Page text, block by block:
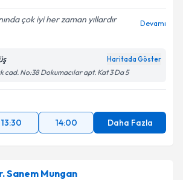
çok iyi her zaman yıllardır
Devamı
Haritada Göster
cad. No:38 Dokumacılar apt. Kat 3 Da 5
13:30 14:00 Daha Fazla
Sanem Mungan